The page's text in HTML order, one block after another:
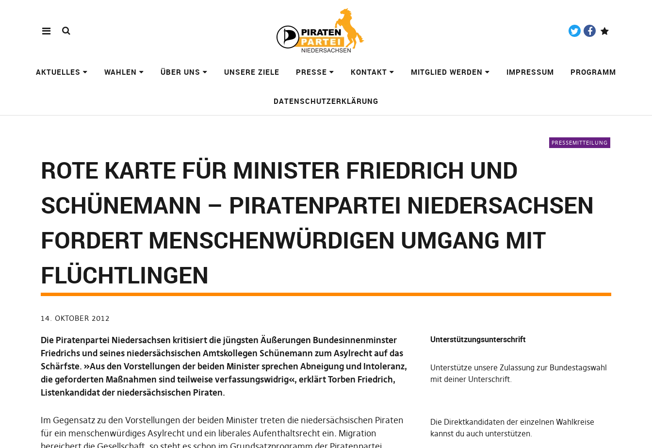
AKTUELLES WAHLEN ÜBER UNS UNSERE ZIELE PRESSE KONTAKT MITGLIED WERDEN IMPRESSUM PROGRAMM
DATENSCHUTZERKLÄRUNG
PRESSEMITTEILUNG
ROTE KARTE FÜR MINISTER FRIEDRICH UND
SCHÜNEMANN – PIRATENPARTEI NIEDERSACHSEN
FORDERT MENSCHENWÜRDIGEN UMGANG MIT
FLÜCHTLINGEN
14. OKTOBER 2012
Die Piratenpartei Niedersachsen kritisiert die jüngsten Äußerungen Bundesinnenminster
Friedrichs und seines niedersächsischen Amtskollegen Schünemann zum Asylrecht auf das
Schärfste. »Aus den Vorstellungen der beiden Minister sprechen Abneigung und Intoleranz,
die geforderten Maßnahmen sind teilweise verfassungswidrig«, erklärt Torben Friedrich,
Listenkandidat der niedersächsischen Piraten.
Im Gegensatz zu den Vorstellungen der beiden Minister treten die niedersächsischen Piraten
für ein menschenwürdiges Asylrecht und ein liberales Aufenthaltsrecht ein. Migration
Unterstützungsunterschrift
Unterstütze unsere Zulassung zur Bundestagswahl
mit deiner Unterschrift.
Die Direktkandidaten der einzelnen Wahlkreise
kannst du auch unterstützen.